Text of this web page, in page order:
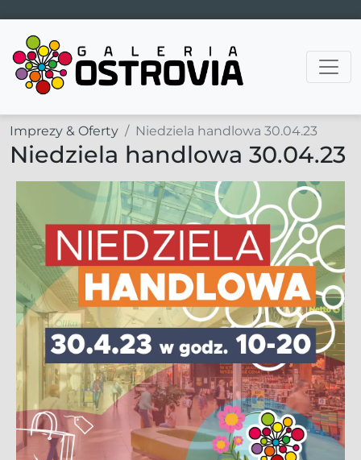
Main Navigation
Imprezy & Oferty Niedziela handlowa 30.04.23
Niedziela handlowa 30.04.23